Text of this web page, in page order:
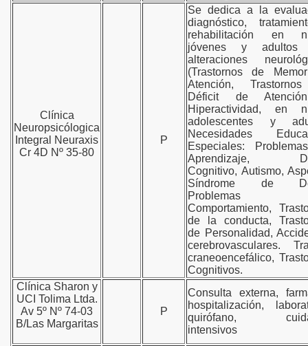
Clínica
Neuropsicólogica
Integral Neuraxis
Cr 4D Nº 35-80
P
Se dedica a la
diagnóstico,
rehabilitación en
jóvenes y adultos
alteraciones
(Trastornos de
Atención,
Déficit de
Hiperactividad, en
adolescentes y
Necesidades
Especiales:
Aprendizaje,
Cognitivo, Autismo,
Síndrome de
Problemas
Comportamiento,
de la conducta,
de Personalidad,
cerebrovasculares.
craneoencefálico,
Cognitivos.
Clínica Sharon y
UCI Tolima Ltda.
Av 5º Nº 74-03
B/Las Margaritas
P
Consulta externa,
hospitalización,
quirófano,
intensivos